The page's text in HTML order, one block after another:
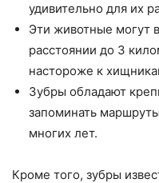
удивительно для их
Эти животные могут
расстоянии до 3
настороже к
Зубры обладают
запоминать
многих лет.
Кроме того, зубры